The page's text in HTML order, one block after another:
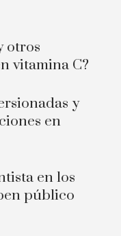
otros
vitamina C?
y
en
en los
público